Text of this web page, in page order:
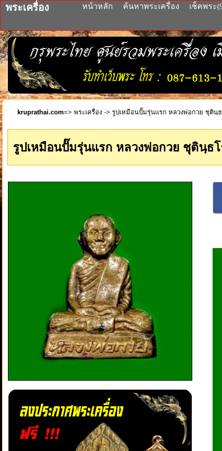
พระเครื่อง หน้าหลัก ค้นหาพระเครื่อง เช็คพระ
kruprathai.com=> พระเครื่อง -> รูปเหมือนปั๊มรุ่นแรก หลวงพ่อกวย ชุตินฺ
รูปเหมือนปั๊มรุ่นแรก หลวงพ่อกวย ชุตินฺธ